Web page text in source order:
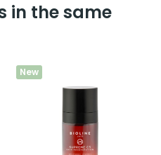
in the same
New